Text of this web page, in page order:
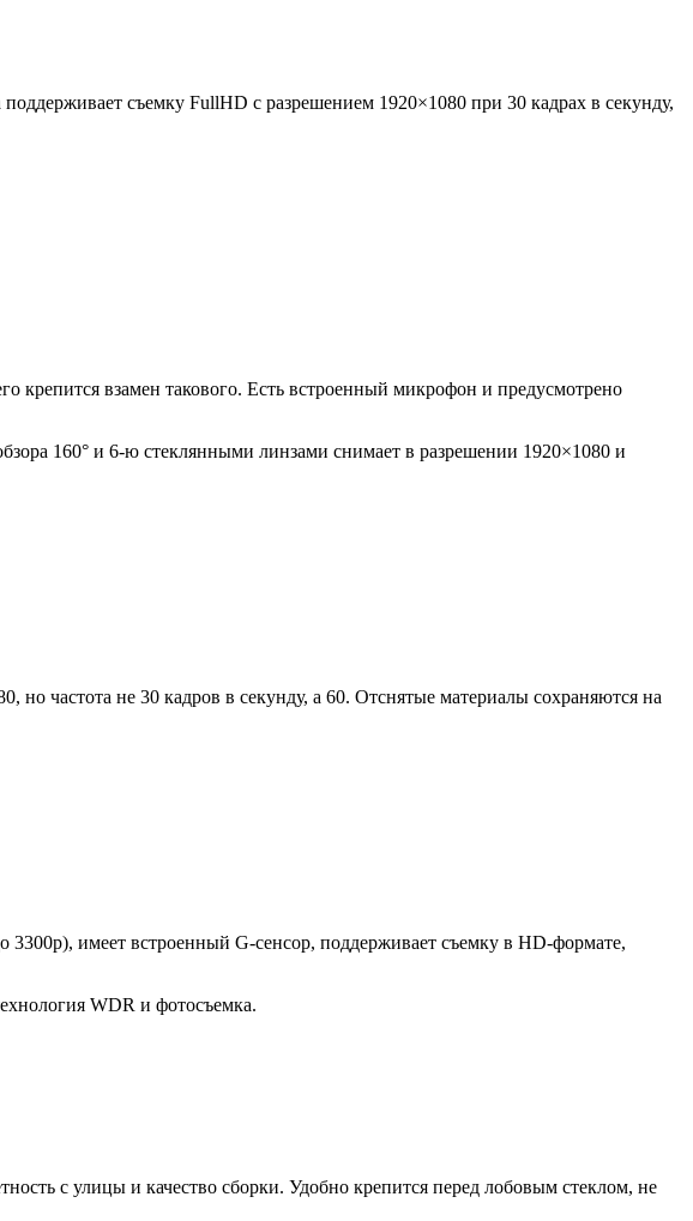
съемку FullHD с разрешением 1920×1080 при 30 кадрах в секунду,
крепится взамен такового. Есть встроенный микрофон и предусмотрено
160° и 6-ю стеклянными линзами снимает в разрешении 1920×1080 и
но частота не 30 кадров в секунду, а 60. Отснятые материалы сохраняются на
имеет встроенный G-сенсор, поддерживает съемку в HD-формате,
WDR и фотосъемка.
с улицы и качество сборки. Удобно крепится перед лобовым стеклом, не